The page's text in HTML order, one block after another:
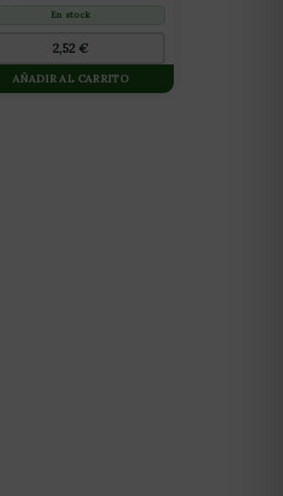
En stock
2,52 €
AÑADIR AL CARRITO